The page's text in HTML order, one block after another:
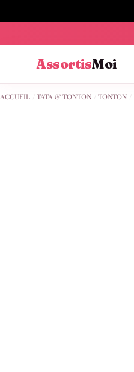
AssortisMoi
ACCUEIL TATA & TONTON TONTON